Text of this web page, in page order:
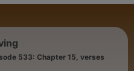
533: Chapter 15, verses